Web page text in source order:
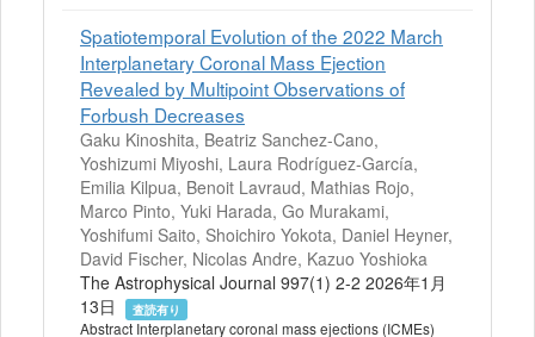
Spatiotemporal Evolution of the 2022 March
Interplanetary Coronal Mass Ejection
Revealed by Multipoint Observations of
Forbush Decreases
Gaku Kinoshita, Beatriz Sanchez-Cano,
Yoshizumi Miyoshi, Laura Rodríguez-García,
Emilia Kilpua, Benoit Lavraud, Mathias Rojo,
Marco Pinto, Yuki Harada, Go Murakami,
Yoshifumi Saito, Shoichiro Yokota, Daniel Heyner,
David Fischer, Nicolas Andre, Kazuo Yoshioka
The Astrophysical Journal 997(1) 2-2 2026年1月
13日
査読有り
Abstract Interplanetary coronal mass ejections (ICMEs)